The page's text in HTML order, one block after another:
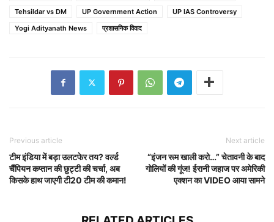
Tehsildar vs DM
UP Government Action
UP IAS Controversy
Yogi Adityanath News
प्रशासनिक विवाद
Previous article
टीम इंडिया में बड़ा उलटफेर तय? वर्ल्ड
चैंपियन कप्तान की छुट्टी की चर्चा, अब
किसके हाथ जाएगी टी20 टीम की कमान!
Next article
“इंजन रूम खाली करो…” चेतावनी के बाद
गोलियों की गूंज! ईरानी जहाज पर अमेरिकी
एक्शन का VIDEO आया सामने